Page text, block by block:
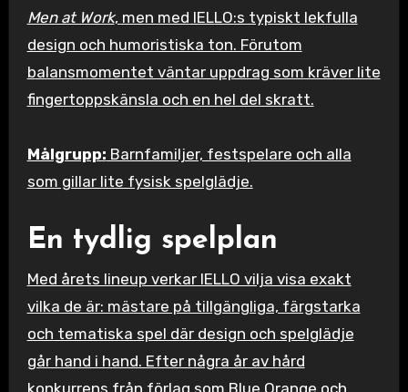
Men at Work, men med IELLO:s typiskt lekfulla
design och humoristiska ton. Förutom
balansmomentet väntar uppdrag som kräver lite
fingertoppskänsla och en hel del skratt.
Målgrupp: Barnfamiljer, festspelare och alla
som gillar lite fysisk spelglädje.
En tydlig spelplan
Med årets lineup verkar IELLO vilja visa exakt
vilka de är: mästare på tillgängliga, färgstarka
och tematiska spel där design och spelglädje
går hand i hand. Efter några år av hård